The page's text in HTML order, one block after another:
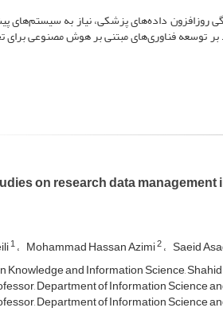
روزافزون داده‌های پزشکی، نیاز به سیستم‌های
فناوری‌های مبتنی بر هوش مصنوعی برای
on research data management
1 Mohammad Hassan Azimi2 Saeid
Knowledge and Information Science,
Department of Information Science
Department of Information Science